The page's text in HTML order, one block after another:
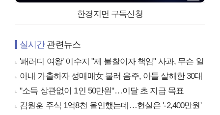
한경지면 구독신청
실시간관련뉴스
'패러디 여왕' 이수지 "제 불찰이자 책임" 사과, 무슨 일
아내 가출하자 성매매女 불러 음주, 아들 살해한 30대
"소득 상관없이 1인 50만원"…이달 초 지급 목표
김원훈 주식 1억8천 올인했는데…현실은 '-2,400만원'